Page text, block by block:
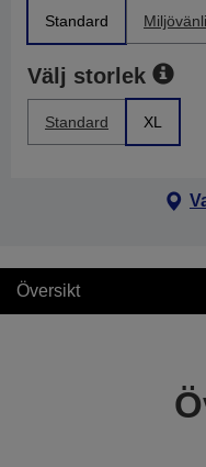
Standard
Välj storlek
Standard XL
Översikt